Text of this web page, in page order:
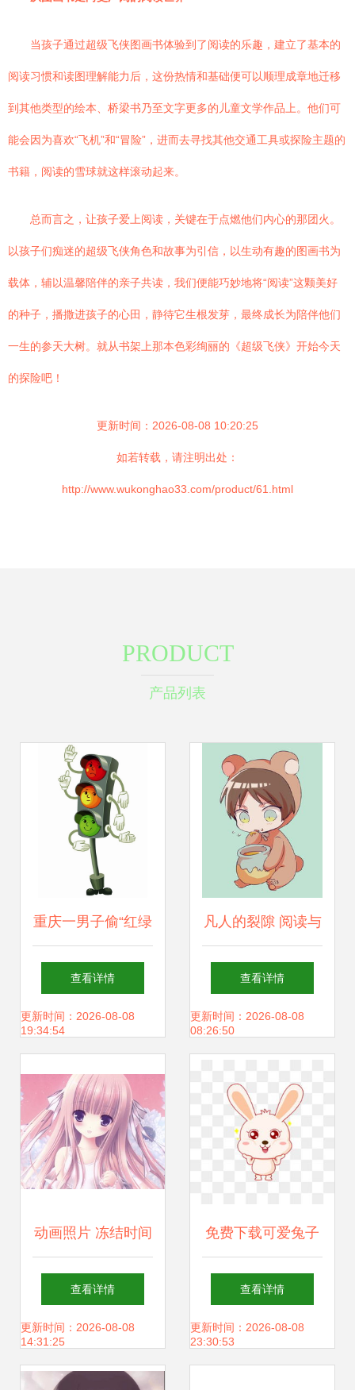
当孩子通过超级飞侠图画书体验到了阅读的乐趣，建立了基本的
阅读习惯和读图理解能力后，这份热情和基础便可以顺理成章地迁移
到其他类型的绘本、桥梁书乃至文字更多的儿童文学作品上。他们可
能会因为喜欢“飞机”和“冒险”，进而去寻找其他交通工具或探险主题的
书籍，阅读的雪球就这样滚动起来。
总而言之，让孩子爱上阅读，关键在于点燃他们内心的那团火。
以孩子们痴迷的超级飞侠角色和故事为引信，以生动有趣的图画书为
载体，辅以温馨陪伴的亲子共读，我们便能巧妙地将“阅读”这颗美好
的种子，播撒进孩子的心田，静待它生根发芽，最终成长为陪伴他们
一生的参天大树。就从书架上那本色彩绚丽的《超级飞侠》开始今天
的探险吧！
更新时间：2026-08-08 10:20:25
如若转载，请注明出处：
http://www.wukonghao33.com/product/61.html
PRODUCT
产品列表
重庆一男子偷“红绿
灯”换钱打网游 动
画
查看详情
更新时间：2026-08-08
19:34:54
凡人的裂隙 阅读与
重建之间
查看详情
更新时间：2026-08-08
08:26:50
动画照片 冻结时间
的二次元记忆
查看详情
更新时间：2026-08-08
14:31:25
免费下载可爱兔子
图片 千库网PNG与
漫画设计素材全攻
查看详情
更新时间：2026-08-08
23:30:53